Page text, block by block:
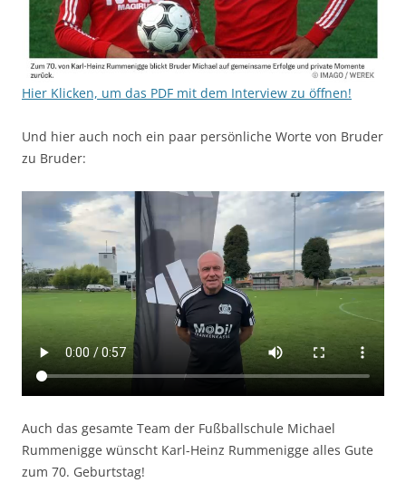
Hier Klicken, um das PDF mit dem Interview zu öffnen!
Und hier auch noch ein paar persönliche Worte von Bruder
zu Bruder:
Auch das gesamte Team der Fußballschule Michael
Rummenigge wünscht Karl-Heinz Rummenigge alles Gute
zum 70. Geburtstag!